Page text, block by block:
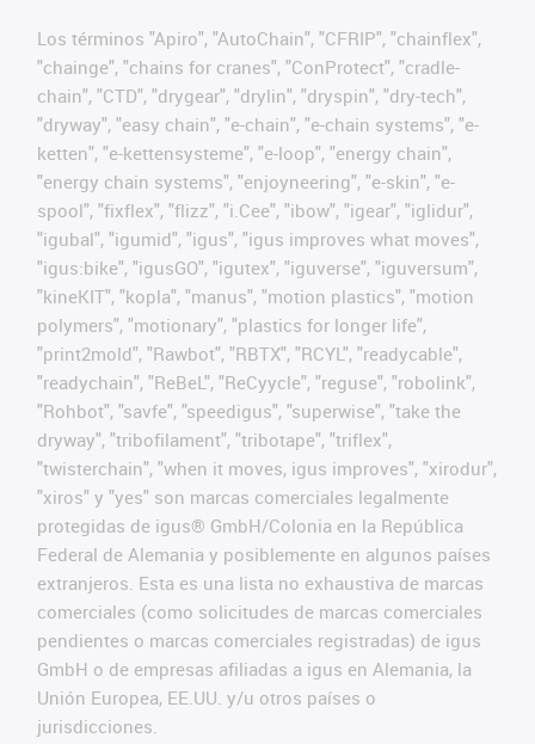
Los términos "Apiro", "AutoChain", "CFRIP", "chainflex",
"chainge", "chains for cranes", "ConProtect", "cradle-
chain", "CTD", "drygear", "drylin", "dryspin", "dry-tech",
"dryway", "easy chain", "e-chain", "e-chain systems", "e-
ketten", "e-kettensysteme", "e-loop", "energy chain",
"energy chain systems", "enjoyneering", "e-skin", "e-
spool", "fixflex", "flizz", "i.Cee", "ibow", "igear", "iglidur",
"igubal", "igumid", "igus", "igus improves what moves",
"igus:bike", "igusGO", "igutex", "iguverse", "iguversum",
"kineKIT", "kopla", "manus", "motion plastics", "motion
polymers", "motionary", "plastics for longer life",
"print2mold", "Rawbot", "RBTX", "RCYL", "readycable",
"readychain", "ReBeL", "ReCyycle", "reguse", "robolink",
"Rohbot", "savfe", "speedigus", "superwise", "take the
dryway", "tribofilament", "tribotape", "triflex",
"twisterchain", "when it moves, igus improves", "xirodur",
"xiros" y "yes" son marcas comerciales legalmente
protegidas de igus® GmbH/Colonia en la República
Federal de Alemania y posiblemente en algunos países
extranjeros. Esta es una lista no exhaustiva de marcas
comerciales (como solicitudes de marcas comerciales
pendientes o marcas comerciales registradas) de igus
GmbH o de empresas afiliadas a igus en Alemania, la
Unión Europea, EE.UU. y/u otros países o
jurisdicciones.